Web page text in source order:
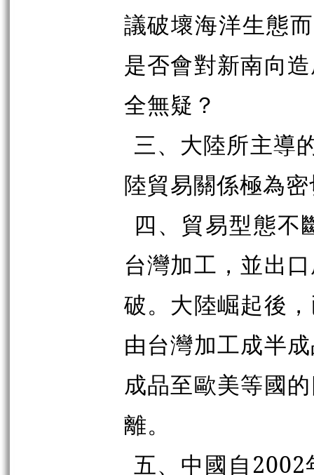
議破壞海洋生態
是否會對新南向
全無疑？
三、大陸所主導
陸貿易關係極為
四、貿易型態不
台灣加工，並出
破。大陸崛起後
由台灣加工成半
成品至歐美等國
離。
五、中國自